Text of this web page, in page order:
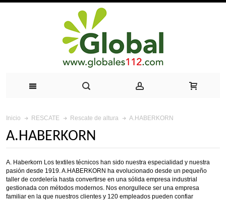
Inicio RESCATE Rescate de altura A.HABERKORN
A.HABERKORN
A. Haberkorn Los textiles técnicos han sido nuestra especialidad y nuestra
pasión desde 1919. A.HABERKORN ha evolucionado desde un pequeño
taller de cordelería hasta convertirse en una sólida empresa industrial
gestionada con métodos modernos. Nos enorgullece ser una empresa
familiar en la que nuestros clientes y 120 empleados pueden confiar